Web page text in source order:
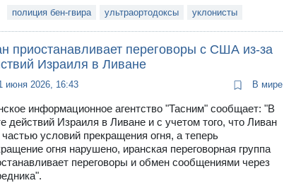
полиция бен-гвира ультраортодоксы уклонисты
приостанавливает переговоры с США из-за
Израиля в Ливане
июня 2026, 16:43 В мире
информационное агентство "Тасним" сообщает: "В
действий Израиля в Ливане и с учетом того, что Ливан
условий прекращения огня, а теперь
огня нарушено, иранская переговорная группа
переговоры и обмен сообщениями через